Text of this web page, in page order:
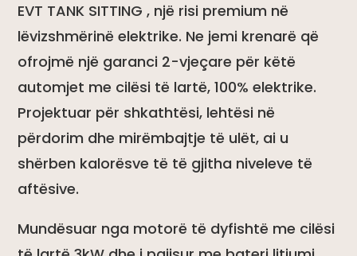
EVT TANK SITTING , një risi premium në
lëvizshmërinë elektrike. Ne jemi krenarë që
ofrojmë një garanci 2-vjeçare për këtë
automjet me cilësi të lartë, 100% elektrike.
Projektuar për shkathtësi, lehtësi në
përdorim dhe mirëmbajtje të ulët, ai u
shërben kalorësve të të gjitha niveleve të
aftësive.
Mundësuar nga motorë të dyfishtë me cilësi